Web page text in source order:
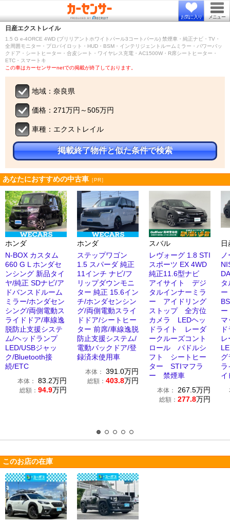
お気に入り メニュー
日産エクストレイル
1.5 G e-4ORCE 4WD (ブリリアントホワイトパール3コートパール) 禁煙車・純正ナビ・TV・
全周囲モニター・プロパイロット・HUD・BSM・インテリジェントルームミラー・パワーバッ
クドア・シートヒーター・合皮シート・ワイヤレス充電・AC1500W・R席シートヒーター・
ETC・スマートキ
この車はカーセンサーnetでの掲載が終了しております。
地域：奈良県
価格：271万円～505万円
車種：エクストレイル
掲載終了物件と似た条件で検索
あなたにおすすめの中古車 ［PR］
ホンダ
N-BOX カスタム
660 G L ホンダセ
ンシング 新品タイ
ヤ/純正 SDナビ/ア
ドバンスドルーム
ミラー/ホンダセン
シング/両側電動ス
ライドドア/車線逸
脱防止支援システ
ム/ヘッドランプ
LED/USBジャッ
ク/Bluetooth接
続/ETC
本体： 83.2万円
総額： 94.9万円
ホンダ
ステップワゴン
1.5 スパーダ 純正
11インチ ナビ/フ
リップダウンモニ
ター 純正 15.6イン
チ/ホンダセンシン
グ/両側電動スライ
ドドア/シートヒー
ター 前席/車線逸脱
防止支援システム/
電動バックドア/登
録済未使用車
本体： 391.0万円
総額： 403.8万円
スバル
レヴォーグ 1.8 STI
スポーツ EX 4WD
純正11.6型ナビ
アイサイト デジ
タルインナーミラ
ー アイドリング
ストップ 全方位
カメラ LEDヘッ
ドライト レーダ
ークルーズコント
ロール パドルシ
フト シートヒー
ター STIマフラ
ー 禁煙車
本体： 267.5万円
総額： 277.8万円
日
イ
このお店の在庫